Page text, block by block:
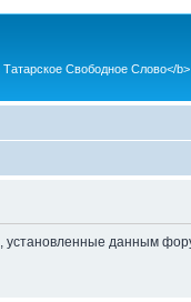
Татарское Свободное Слово</b>
установленные данным